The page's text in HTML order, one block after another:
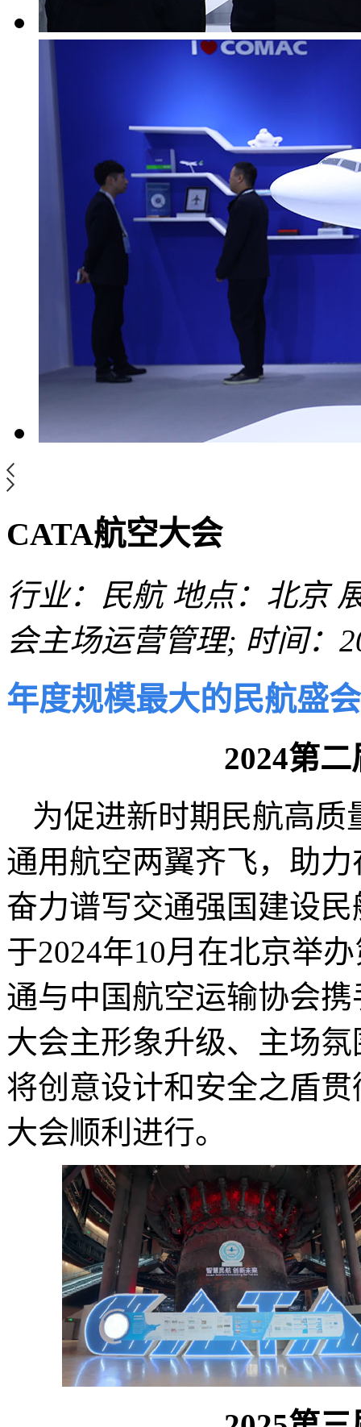
CATA航空大会
行业：民航 地点：北京
会主场运营管理; 时间：
年度规模最大的民航盛
2024第
为促进新时期民航高
通用航空两翼齐飞，助
奋力谱写交通强国建设
于2024年10月在北京举
通与中国航空运输协会
大会主形象升级、主场
将创意设计和安全之盾
大会顺利进行。